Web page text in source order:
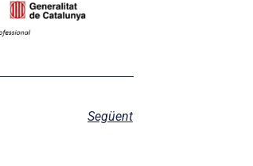
Següent